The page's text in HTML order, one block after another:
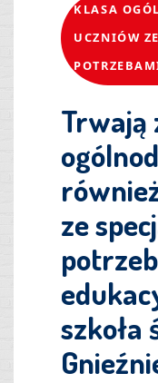
KLASA
UCZNIÓW
Trwają
ze
szkoła